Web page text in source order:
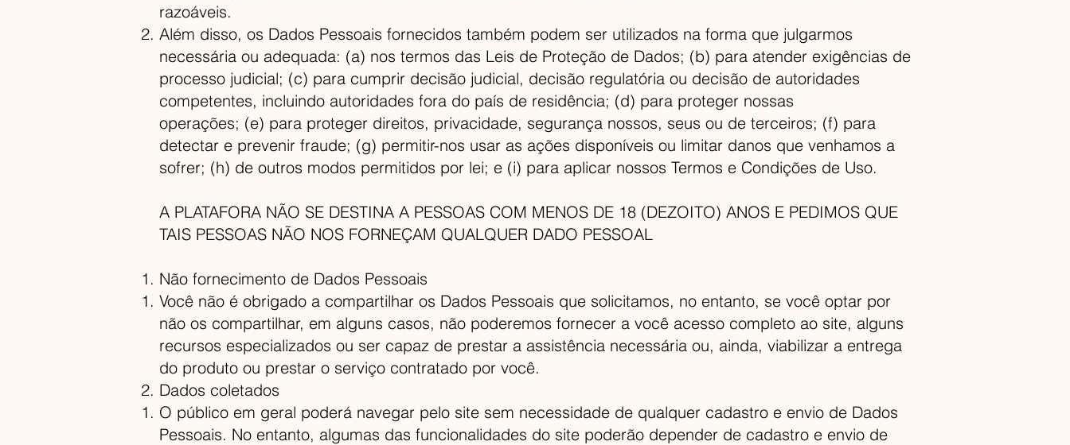
razoáveis.
Além disso, os Dados Pessoais fornecidos também podem ser utilizados na forma que julgarmos
necessária ou adequada: (a) nos termos das Leis de Proteção de Dados; (b) para atender exigências de
processo judicial; (c) para cumprir decisão judicial, decisão regulatória ou decisão de autoridades
competentes, incluindo autoridades fora do país de residência; (d) para proteger nossas
operações; (e) para proteger direitos, privacidade, segurança nossos, seus ou de terceiros; (f) para
detectar e prevenir fraude; (g) permitir-nos usar as ações disponíveis ou limitar danos que venhamos a
sofrer; (h) de outros modos permitidos por lei; e (i) para aplicar nossos Termos e Condições de Uso.
A PLATAFORA NÃO SE DESTINA A PESSOAS COM MENOS DE 18 (DEZOITO) ANOS E PEDIMOS QUE
TAIS PESSOAS NÃO NOS FORNEÇAM QUALQUER DADO PESSOAL
Não fornecimento de Dados Pessoais
Você não é obrigado a compartilhar os Dados Pessoais que solicitamos, no entanto, se você optar por
não os compartilhar, em alguns casos, não poderemos fornecer a você acesso completo ao site, alguns
recursos especializados ou ser capaz de prestar a assistência necessária ou, ainda, viabilizar a entrega
do produto ou prestar o serviço contratado por você.
Dados coletados
O público em geral poderá navegar pelo site sem necessidade de qualquer cadastro e envio de Dados
Pessoais. No entanto, algumas das funcionalidades do site poderão depender de cadastro e envio de